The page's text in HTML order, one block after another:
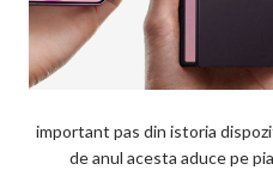
important pas din istoria
de anul acesta aduce pe